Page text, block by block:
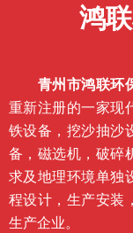
鸿
青州市鸿联环
重新注册的一家现
铁设备，挖沙抽沙
备，磁选机，破碎
求及地理环境单独
程设计，生产安装
生产企业。